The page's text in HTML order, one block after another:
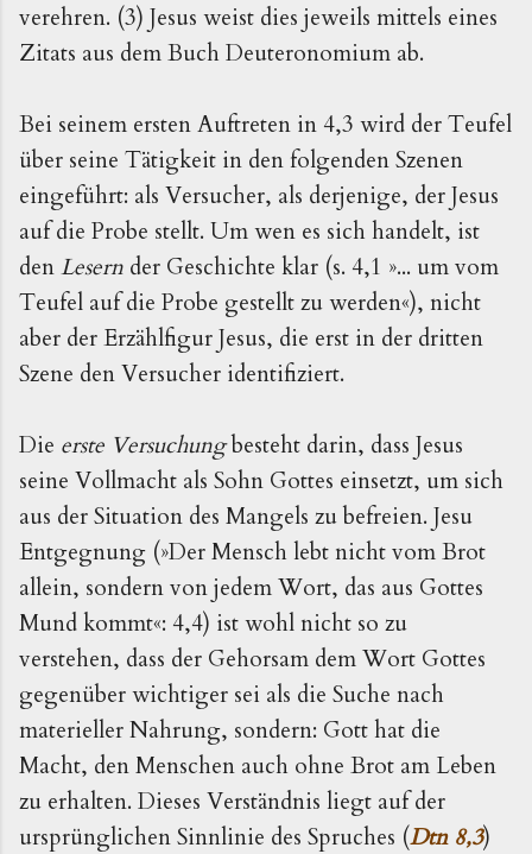
verehren. (3) Jesus weist dies jeweils mittels eines
Zitats aus dem Buch Deuteronomium ab.
Bei seinem ersten Auftreten in 4,3 wird der Teufel
über seine Tätigkeit in den folgenden Szenen
eingeführt: als Versucher, als derjenige, der Jesus
auf die Probe stellt. Um wen es sich handelt, ist
denLesern der Geschichte klar (s. 4,1 »... um vom
Teufel auf die Probe gestellt zu werden«), nicht
aber der Erzählfigur Jesus, die erst in der dritten
Szene den Versucher identifiziert.
Die erste Versuchungbesteht darin, dass Jesus
seine Vollmacht als Sohn Gottes einsetzt, um sich
aus der Situation des Mangels zu befreien. Jesu
Entgegnung (»Der Mensch lebt nicht vom Brot
allein, sondern von jedem Wort, das aus Gottes
Mund kommt«: 4,4) ist wohl nicht so zu
verstehen, dass der Gehorsam dem Wort Gottes
gegenüber wichtiger sei als die Suche nach
materieller Nahrung, sondern: Gott hat die
Macht, den Menschen auch ohne Brot am Leben
zu erhalten. Dieses Verständnis liegt auf der
ursprünglichen Sinnlinie des Spruches (Dtn 8,3)